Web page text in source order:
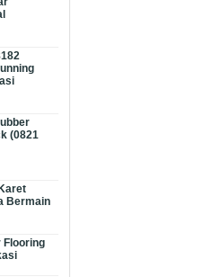
(0821
Bermain
Flooring